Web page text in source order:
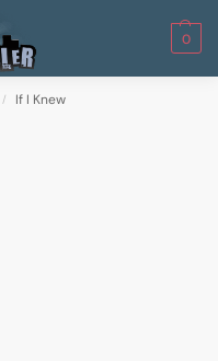
0
/ If I Knew